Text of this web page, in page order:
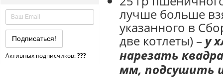
Активных подписчиков:???
лучше больше
указанного в
две котлеты) – у
нарезать
мм, подсушить